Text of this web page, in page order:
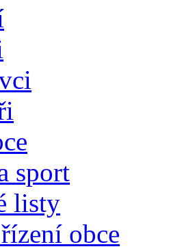
sport
listy
obce